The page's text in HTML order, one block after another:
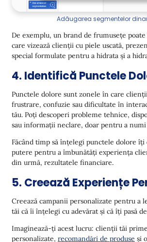
Adăugarea segmentelor
De exemplu, un brand de frumusețe
care vizează clienții cu piele uscată,
special formulate pentru a hidrata și a
4. Identifică Punctele
Punctele dolore sunt zonele în care
frustrare, confuzie sau dificultate în
tău. Poți descoperi probleme tehnice,
sau informații neclare, doar pentru a
Făcând timp să înțelegi punctele dolore
putere pentru a îmbunătăți experiența
din urmă, rezultatele financiare.
5. Creează Experiențe
Creează campanii personalizate pentru a
tăi că îi înțelegi cu adevărat și că îți pasă
Imaginează-ți acest lucru: clienții tăi
personalizate, recomandări de produse și